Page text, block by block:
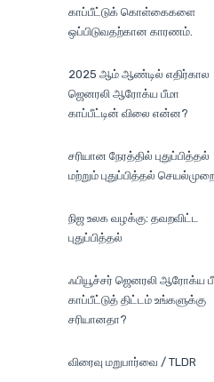
காப்பீட்டுக் கொள்கைகளை
ஒப்பிடுவதற்கான காரணம்.
2025 ஆம் ஆண்டில் எதிர்கால
ஜெனரலி ஆரோக்ய பீமா
காப்பீட்டின் விலை என்ன?
சரியான நேரத்தில் புதுப்பித்தல்
மற்றும் புதுப்பித்தல்
நிஜ உலக வழக்கு: தவறவிட்ட
புதுப்பித்தல்
ஃபியூச்சர் ஜெனரலி ஆரோக்ய
காப்பீட்டுத் திட்டம் உங்களுக்கு
சரியானதா?
விரைவு மறுபார்வை / TLDR